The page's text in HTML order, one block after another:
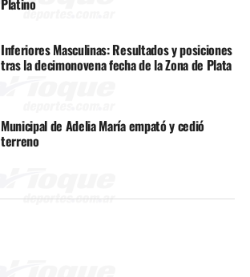
Platino
Inferiores Masculinas: Resultados y posiciones
tras la decimonovena fecha de la Zona de Plata
Municipal de Adelia María empató y cedió
terreno